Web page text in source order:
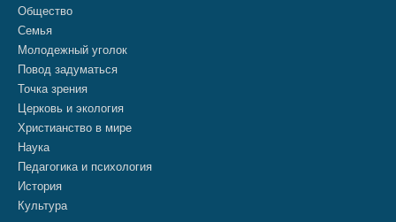
Общество
Семья
Молодежный уголок
Повод задуматься
Точка зрения
Церковь и экология
Христианство в мире
Наука
Педагогика и психология
История
Культура